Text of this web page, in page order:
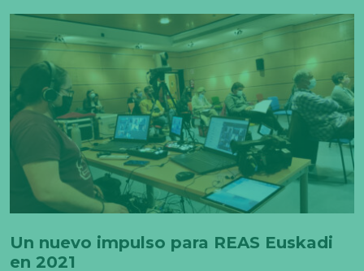
Un nuevo impulso para REAS Euskadi
en 2021